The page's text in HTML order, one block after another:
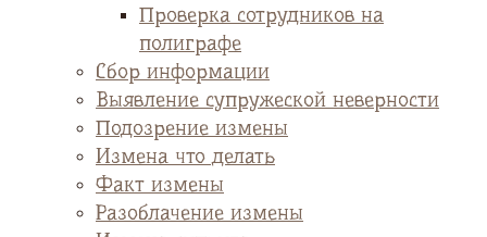
Проверка сотрудников на
полиграфе
Сбор информации
Выявление супружеской неверности
Подозрение измены
Измена что делать
Факт измены
Разоблачение измены